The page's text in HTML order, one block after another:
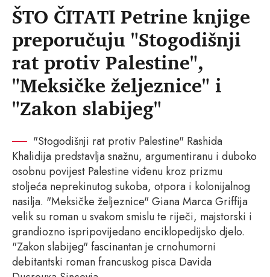
ŠTO ČITATI Petrine knjige
preporučuju "Stogodišnji
rat protiv Palestine",
"Meksičke željeznice" i
"Zakon slabijeg"
"Stogodišnji rat protiv Palestine" Rashida
Khalidija predstavlja snažnu, argumentiranu i duboko
osobnu povijest Palestine viđenu kroz prizmu
stoljeća neprekinutog sukoba, otpora i kolonijalnog
nasilja. "Meksičke željeznice" Giana Marca Griffija
velik su roman u svakom smislu te riječi, majstorski i
grandiozno ispripovijedano enciklopedijsko djelo.
"Zakon slabijeg" fascinantan je crnohumorni
debitantski roman francuskog pisca Davida